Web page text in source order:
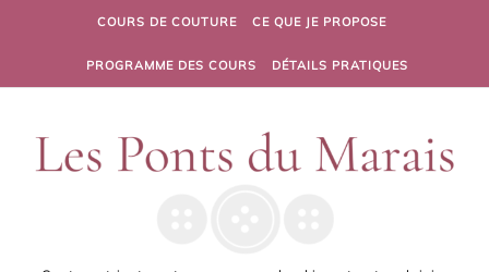
Skip to contentCOURS DE COUTURE CE QUE JE PROPOSE
PROGRAMME DES COURS DÉTAILS PRATIQUES